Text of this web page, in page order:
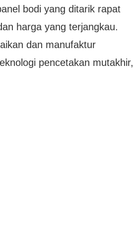
bodi yang ditarik rapat
harga yang terjangkau.
dan manufaktur
pencetakan mutakhir,